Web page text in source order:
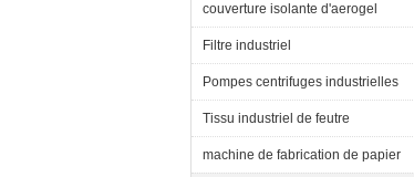
couverture isolante d'aerogel
Filtre industriel
Pompes centrifuges industrielles
Tissu industriel de feutre
machine de fabrication de papier